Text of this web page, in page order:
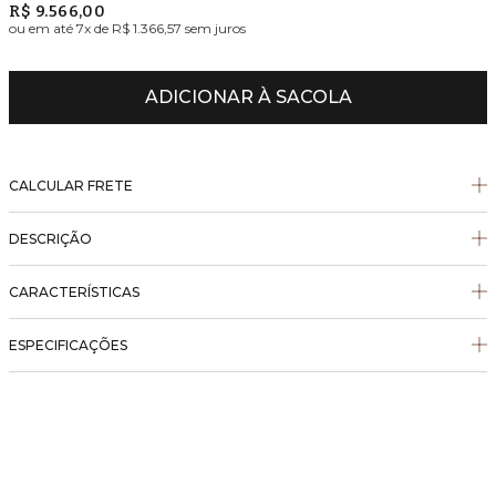
R$ 9.566,00
ou em até 7x de R$ 1.366,57 sem juros
ADICIONAR À SACOLA
CALCULAR FRETE
DESCRIÇÃO
CARACTERÍSTICAS
ESPECIFICAÇÕES